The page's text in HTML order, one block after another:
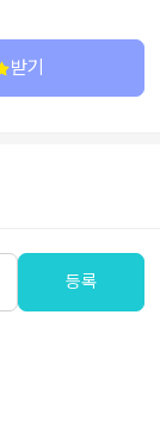
받기
등록